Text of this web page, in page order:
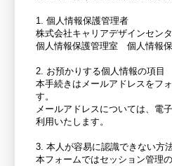
1. 個人情報保護管理者
株式会社キャリアデザインセン
個人情報保護管理室 個人情報
2. お預かりする個人情報の項目
本手続きはメールアドレスをフ
す。
メールアドレスについては、電
利用いたします。
3. 本人が容易に認識できない方
本フォームではセッション管理